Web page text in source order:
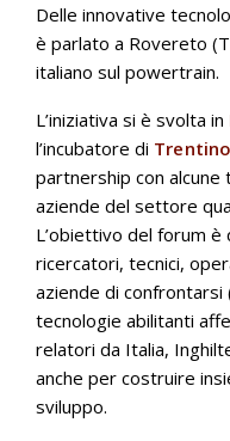
Delle innovative
è parlato a Rovereto
italiano sul powertrain.
L’iniziativa si è svolta in
l’incubatore di
partnership con
aziende del settore
L’obiettivo del forum
ricercatori, tecnici,
aziende di
tecnologie abilitanti
relatori da Italia,
anche per costruire
sviluppo.